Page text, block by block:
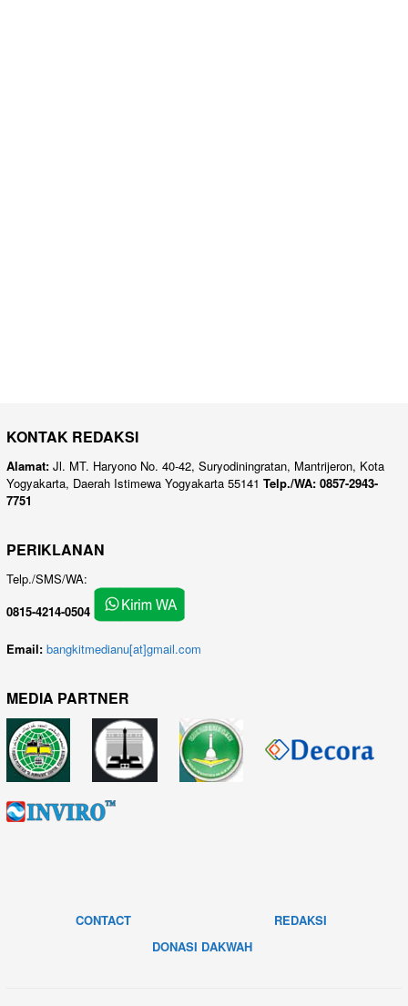
KONTAK REDAKSI
Alamat: Jl. MT. Haryono No. 40-42, Suryodiningratan, Mantrijeron, Kota
Yogyakarta, Daerah Istimewa Yogyakarta 55141 Telp./WA: 0857-2943-
7751
PERIKLANAN
Telp./SMS/WA:
0815-4214-0504
Email: bangkitmedianu[at]gmail.com
MEDIA PARTNER
CONTACT
REDAKSI
DONASI DAKWAH